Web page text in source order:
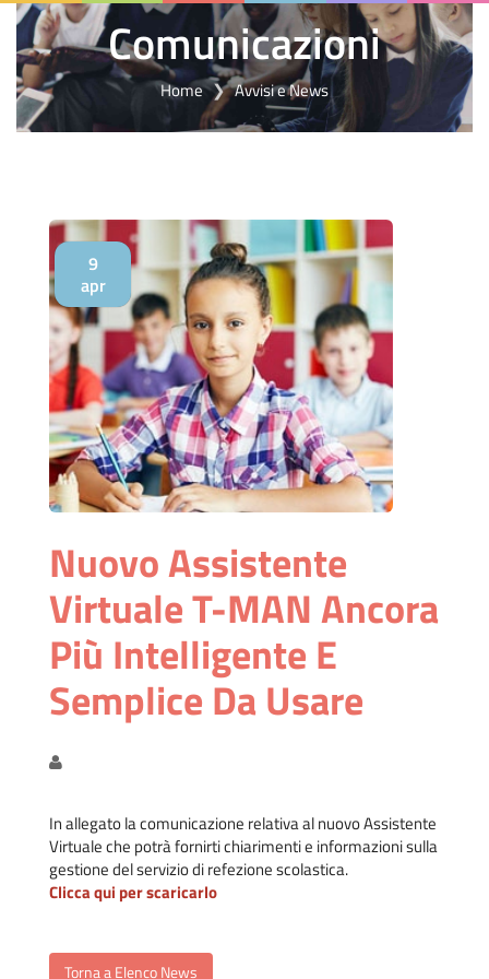
Comunicazioni
Home Avvisi e News
9
apr
Nuovo Assistente
Virtuale T-MAN Ancora
Più Intelligente E
Semplice Da Usare
In allegato la comunicazione relativa al nuovo Assistente
Virtuale che potrà fornirti chiarimenti e informazioni sulla
gestione del servizio di refezione scolastica.
Clicca qui per scaricarlo
Torna a Elenco News